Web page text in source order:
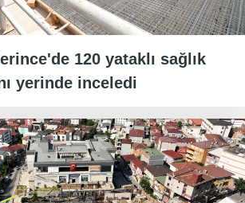
120 yataklı sağlık
yerinde inceledi